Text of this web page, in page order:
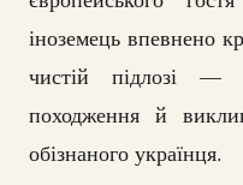
іноземець впевнено
чистій підлозі
походження й
обізнаного українця.